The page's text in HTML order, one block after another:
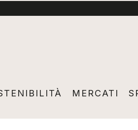
MERCATI SPECIALI VIDEO
MERCATI